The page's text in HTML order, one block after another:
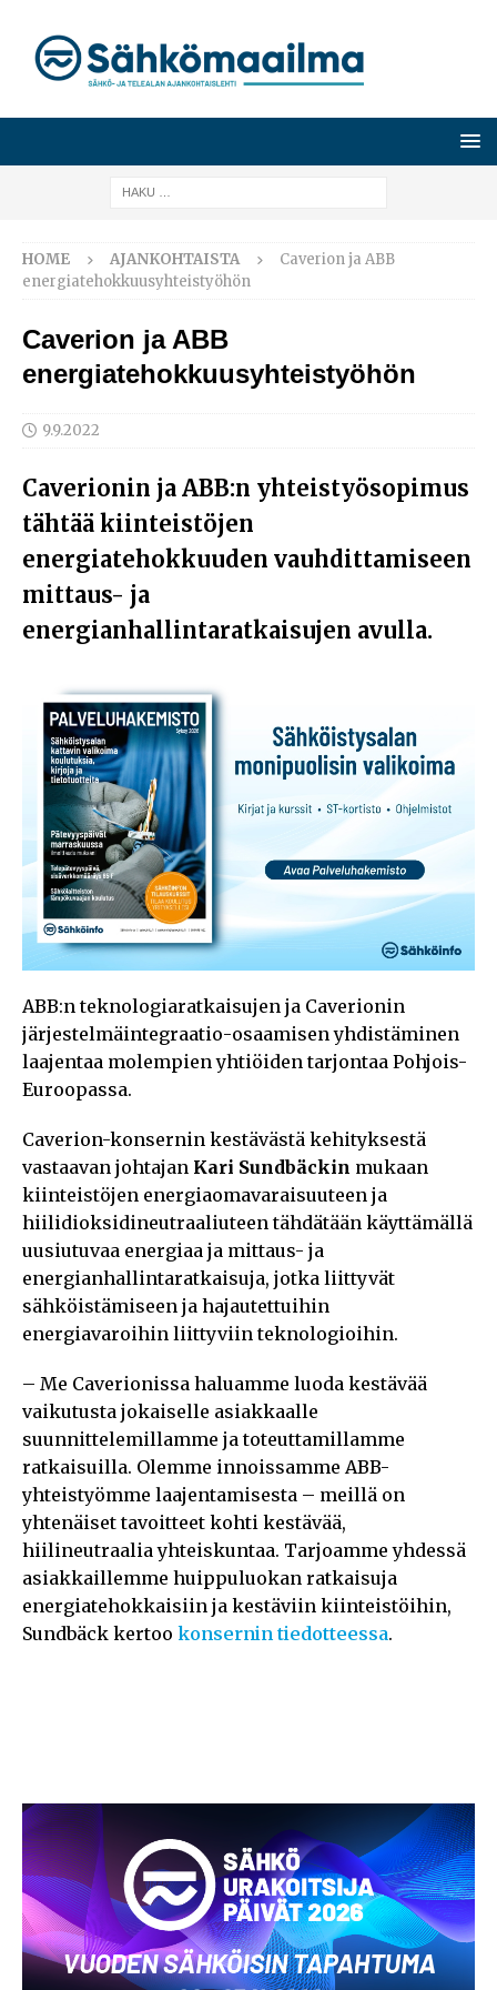
HOME AJANKOHTAISTA
Caverion ja ABB
energiatehokkuusyhteistyöhön
Caverion ja ABB
energiatehokkuusyhteistyöhön
9.9.2022
Caverionin ja ABB:n yhteistyösopimus
tähtää kiinteistöjen
energiatehokkuuden vauhdittamiseen
mittaus- ja
energianhallintaratkaisujen avulla.
ABB:n teknologiaratkaisujen ja Caverionin
järjestelmäintegraatio-osaamisen yhdistäminen
laajentaa molempien yhtiöiden tarjontaa Pohjois-
Euroopassa.
Caverion-konsernin kestävästä kehityksestä
vastaavan johtajan Kari Sundbäckin mukaan
kiinteistöjen energiaomavaraisuuteen ja
hiilidioksidineutraaliuteen tähdätään käyttämällä
uusiutuvaa energiaa ja mittaus- ja
energianhallintaratkaisuja, jotka liittyvät
sähköistämiseen ja hajautettuihin
energiavaroihin liittyviin teknologioihin.
– Me Caverionissa haluamme luoda kestävää
vaikutusta jokaiselle asiakkaalle
suunnittelemillamme ja toteuttamillamme
ratkaisuilla. Olemme innoissamme ABB-
yhteistyömme laajentamisesta – meillä on
yhtenäiset tavoitteet kohti kestävää,
hiilineutraalia yhteiskuntaa. Tarjoamme yhdessä
asiakkaillemme huippuluokan ratkaisuja
energiatehokkaisiin ja kestäviin kiinteistöihin,
Sundbäck kertoo konsernin tiedotteessa.